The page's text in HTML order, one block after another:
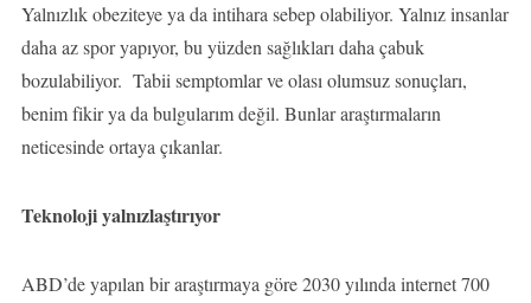
Yalnızlık obeziteye ya da intihara sebep olabiliyor. Yalnız insanlar
daha az spor yapıyor, bu yüzden sağlıkları daha çabuk
bozulabiliyor. Tabii semptomlar ve olası olumsuz sonuçları,
benim fikir ya da bulgularım değil. Bunlar araştırmaların
neticesinde ortaya çıkanlar.
Teknoloji yalnızlaştırıyor
ABD’de yapılan bir araştırmaya göre 2030 yılında internet 700